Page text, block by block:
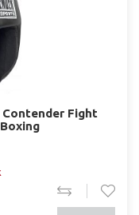
Fight